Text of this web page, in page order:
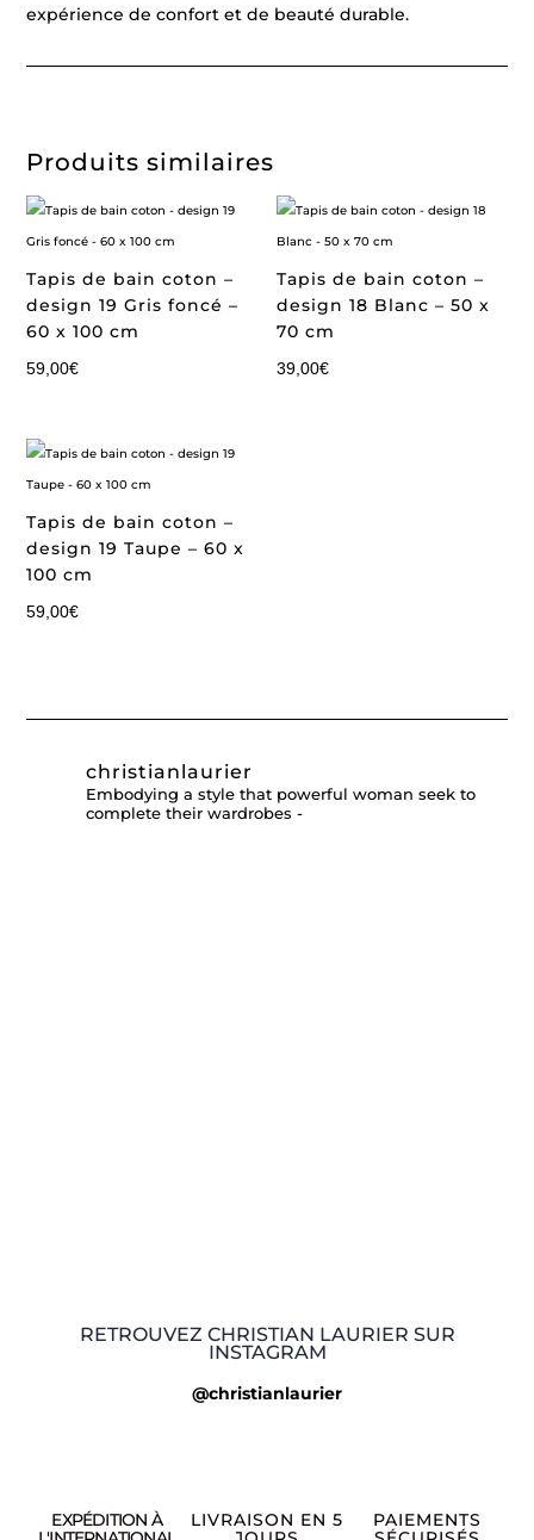
expérience de confort et de beauté durable.
Produits similaires
Tapis de bain coton –
design 19 Gris foncé –
60 x 100 cm
59,00€
Tapis de bain coton –
design 18 Blanc – 50 x
70 cm
39,00€
Tapis de bain coton –
design 19 Taupe – 60 x
100 cm
59,00€
christianlaurier
Embodying a style that powerful woman seek to
complete their wardrobes -
RETROUVEZ CHRISTIAN LAURIER SUR
INSTAGRAM
@christianlaurier
EXPÉDITION À
LIVRAISON EN 5
PAIEMENTS